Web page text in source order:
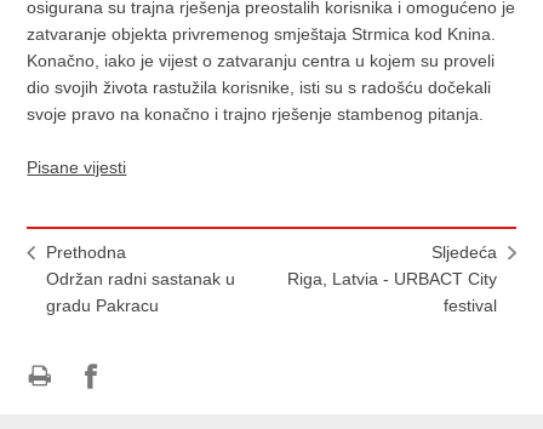
osigurana su trajna rješenja preostalih korisnika i omogućeno je
zatvaranje objekta privremenog smještaja Strmica kod Knina.
Konačno, iako je vijest o zatvaranju centra u kojem su proveli
dio svojih života rastužila korisnike, isti su s radošću dočekali
svoje pravo na konačno i trajno rješenje stambenog pitanja.
Pisane vijesti
Prethodna
Održan radni sastanak u
gradu Pakracu
Sljedeća
Riga, Latvia - URBACT City
festival